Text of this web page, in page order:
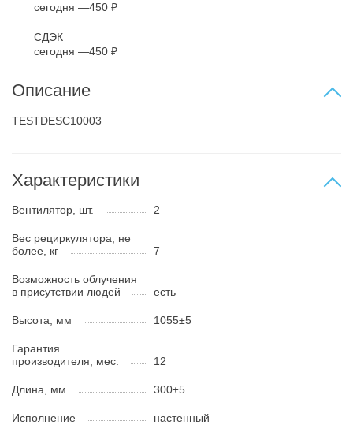
сегодня
450 ₽
СДЭК
сегодня
450 ₽
Описание
TESTDESC10003
Характеристики
Вентилятор, шт. 2
Вес рециркулятора, не
более, кг
7
Возможность облучения
в присутствии людей
есть
Высота, мм 1055±5
Гарантия
производителя, мес.
12
Длина, мм 300±5
Исполнение настенный